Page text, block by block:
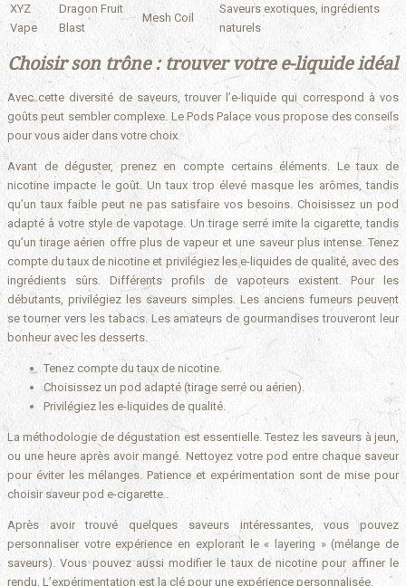
XYZ
Vape
Dragon Fruit
Blast
Mesh Coil
Saveurs exotiques, ingrédients
naturels
Choisir son trône : trouver votre e-liquide idéal
Avec cette diversité de saveurs, trouver l’e-liquide qui correspond à vos
goûts peut sembler complexe. Le Pods Palace vous propose des conseils
pour vous aider dans votre choix.
Avant de déguster, prenez en compte certains éléments. Le taux de
nicotine impacte le goût. Un taux trop élevé masque les arômes, tandis
qu’un taux faible peut ne pas satisfaire vos besoins. Choisissez un pod
adapté à votre style de vapotage. Un tirage serré imite la cigarette, tandis
qu’un tirage aérien offre plus de vapeur et une saveur plus intense. Tenez
compte du taux de nicotine et privilégiez les e-liquides de qualité, avec des
ingrédients sûrs. Différents profils de vapoteurs existent. Pour les
débutants, privilégiez les saveurs simples. Les anciens fumeurs peuvent
se tourner vers les tabacs. Les amateurs de gourmandises trouveront leur
bonheur avec les desserts.
Tenez compte du taux de nicotine.
Choisissez un pod adapté (tirage serré ou aérien).
Privilégiez les e-liquides de qualité.
La méthodologie de dégustation est essentielle. Testez les saveurs à jeun,
ou une heure après avoir mangé. Nettoyez votre pod entre chaque saveur
pour éviter les mélanges. Patience et expérimentation sont de mise pour
choisir saveur pod e-cigarette .
Après avoir trouvé quelques saveurs intéressantes, vous pouvez
personnaliser votre expérience en explorant le « layering » (mélange de
saveurs). Vous pouvez aussi modifier le taux de nicotine pour affiner le
rendu. L’expérimentation est la clé pour une expérience personnalisée.